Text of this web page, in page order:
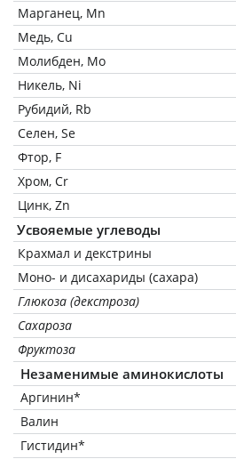
Марганец, Mn
Медь, Cu
Молибден, Mo
Никель, Ni
Рубидий, Rb
Селен, Se
Фтор, F
Хром, Cr
Цинк, Zn
Усвояемые углеводы
Крахмал и декстрины
Моно- и дисахариды (сахара)
Глюкоза (декстроза)
Сахароза
Фруктоза
Незаменимые аминокислоты
Аргинин*
Валин
Гистидин*